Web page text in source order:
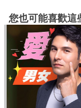
您也可能喜歡這